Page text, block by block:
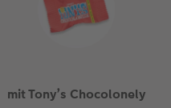
mit Tony’s Chocolonely